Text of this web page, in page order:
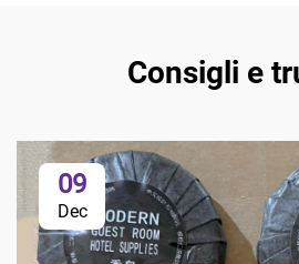
Consigli e
09
Dec